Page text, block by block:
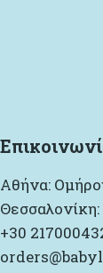
Αθήνα:
+30